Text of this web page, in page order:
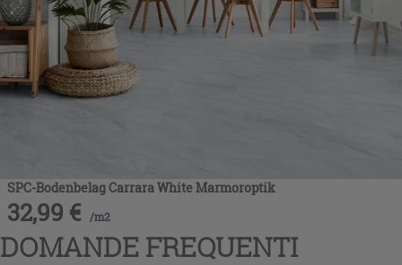
SPC-Bodenbelag Carrara White Marmoroptik
32,99 € /m2
DOMANDE FREQUENTI